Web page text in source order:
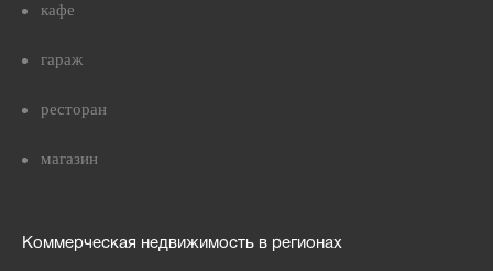
кафе
гараж
ресторан
магазин
Коммерческая недвижимость в регионах